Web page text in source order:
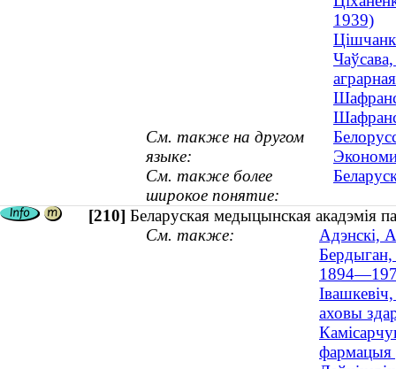
1939)
См. также на другом
языке:
См. также более
широкое понятие:
[210] Беларуская медыцынская акадэмія
См. также:
Адэнскі,
Бердыган,
аховы